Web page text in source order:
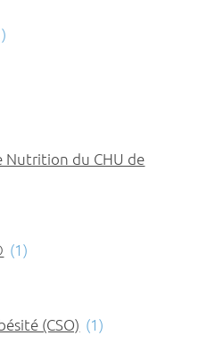
Nutrition du CHU de
(1)
(CSO) (1)